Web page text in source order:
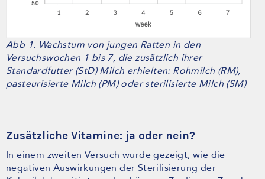
Abb 1. Wachstum von jungen Ratten in den
Versuchswochen 1 bis 7, die zusätzlich ihrer
Standardfutter (StD) Milch erhielten: Rohmilch (RM),
pasteurisierte Milch (PM) oder sterilisierte Milch (SM)
Zusätzliche Vitamine: ja oder nein?
In einem zweiten Versuch wurde gezeigt, wie die
negativen Auswirkungen der Sterilisierung der